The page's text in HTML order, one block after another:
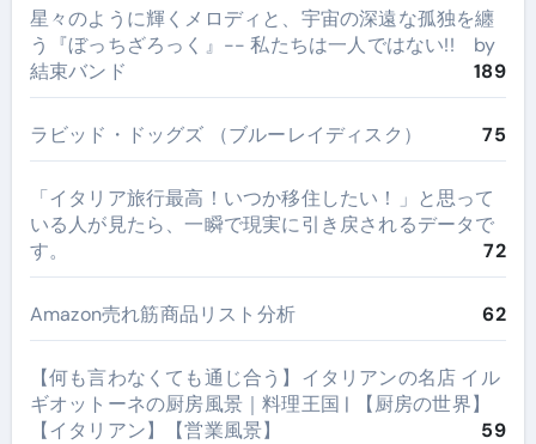
星々のように輝くメロディと、宇宙の深遠な孤独を纏
う『ぼっちざろっく』-- 私たちは一人ではない!! by
結束バンド
189
ラビッド・ドッグズ （ブルーレイディスク） 75
​「イタリア旅行最高！いつか移住したい！」と思って
いる人が見たら、一瞬で現実に引き戻されるデータで
す。
72
Amazon売れ筋商品リスト分析 62
【何も言わなくても通じ合う】イタリアンの名店 イル
ギオットーネの厨房風景｜料理王国 | 【厨房の世界】
【イタリアン】【営業風景】
59